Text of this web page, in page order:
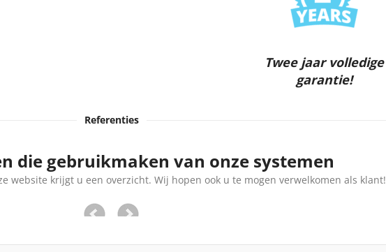
Twee jaar volledige
garantie!
Referenties
die gebruikmaken van onze systemen
website krijgt u een overzicht. Wij hopen ook u te mogen verwelkomen als klant!